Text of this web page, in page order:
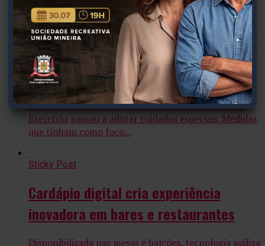
Sticky Post
Cia do Exercício ativa sua versão HOME
para garantir treino aos alunos
Criciúma Desde que surgiram as primeiras
informações e alertas sobre o Coronavírus a Cia do
Exercício passou a adotar cuidados especiais. Medidas
que tinham como foco...
Sticky Post
Cardápio digital cria experiência
inovadora em bares e restaurantes
Disponibilizada nas mesas e balcões, tecnologia agiliza